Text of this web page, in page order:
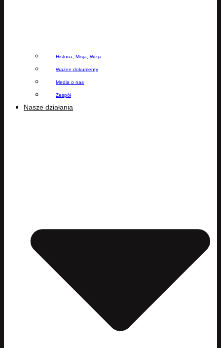
Historia, Misja, Wizja
Ważne dokumenty
Media o nas
Zespół
Nasze działania